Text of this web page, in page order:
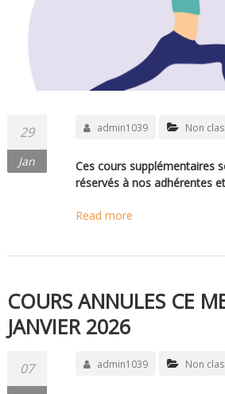
29
Jan
admin1039 Non
Ces cours supplémentaires
réservés à nos adhérentes
Read more
COURS ANNULES CE
JANVIER 2026
07 admin1039 Non